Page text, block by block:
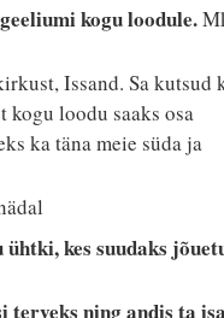
kogu loodule.
Issand. Sa kutsud
kogu loodu saaks osa
ka täna meie süda ja
ühtki, kes suudaks
terveks ning andis ta